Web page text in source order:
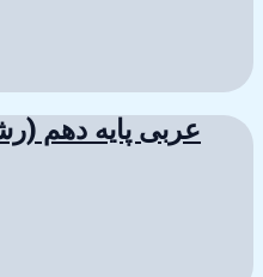
عربی پایه دهم